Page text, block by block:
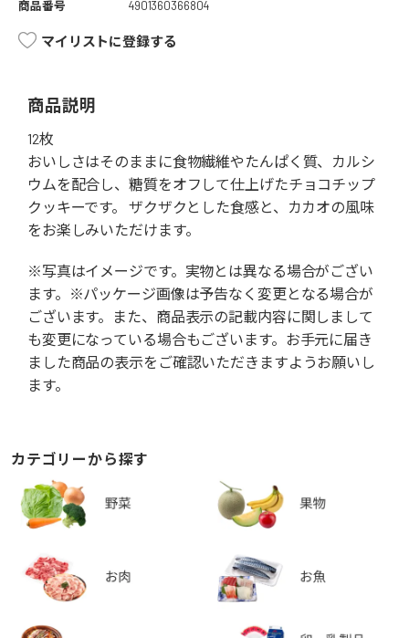
商品番号
4901360366804
マイリストに登録する
商品説明
12枚
おいしさはそのままに食物繊維やたんぱく質、カルシ
ウムを配合し、糖質をオフして仕上げたチョコチップ
クッキーです。 ザクザクとした食感と、カカオの風味
をお楽しみいただけます。
※写真はイメージです。実物とは異なる場合がござい
ます。※パッケージ画像は予告なく変更となる場合が
ございます。また、商品表示の記載内容に関しまして
も変更になっている場合もございます。お手元に届き
ました商品の表示をご確認いただきますようお願いし
ます。
カテゴリーから探す